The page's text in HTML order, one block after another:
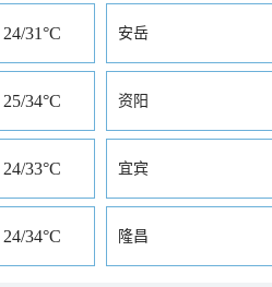
24/31°C 安岳
25/34°C 资阳
24/33°C 宜宾
24/34°C 隆昌